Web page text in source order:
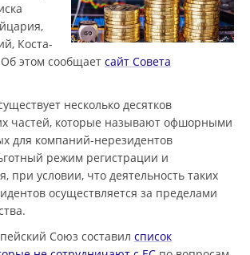
Коста-
этом сообщает сайт Совета
несколько десятков
частей, которые называют офшорными
для компаний-нерезидентов
режим регистрации и
при условии, что деятельность таких
осуществляется за пределами
Союз составил список